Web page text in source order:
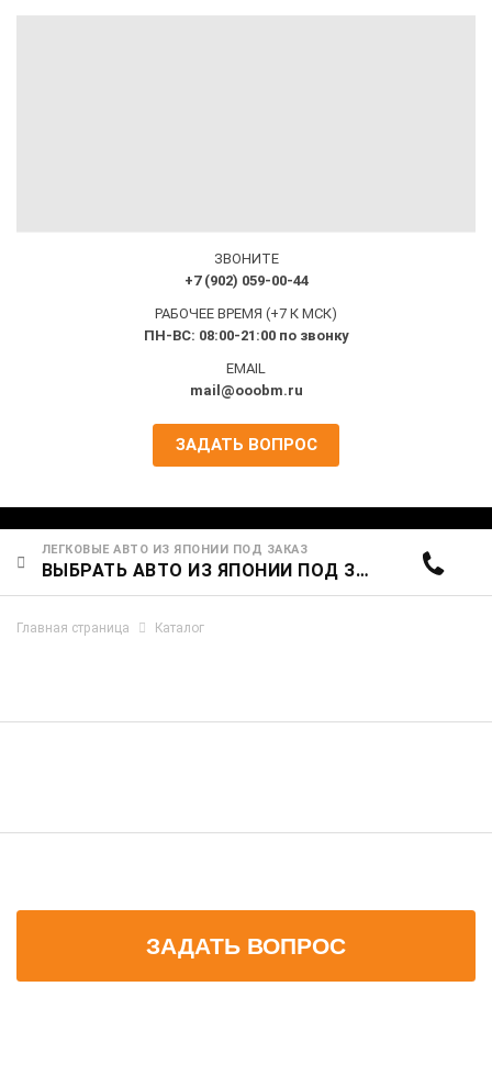
ЗВОНИТЕ
+7 (902) 059-00-44
РАБОЧЕЕ ВРЕМЯ (+7 К МСК)
ПН-ВС: 08:00-21:00 по звонку
EMAIL
mail@ooobm.ru
ЗАДАТЬ ВОПРОС
ЛЕГКОВЫЕ АВТО ИЗ ЯПОНИИ ПОД ЗАКАЗ
ВЫБРАТЬ АВТО ИЗ ЯПОНИИ ПОД ЗАКАЗ ПО ЦЕНЕ
Главная страница Каталог
ЗАДАТЬ ВОПРОС